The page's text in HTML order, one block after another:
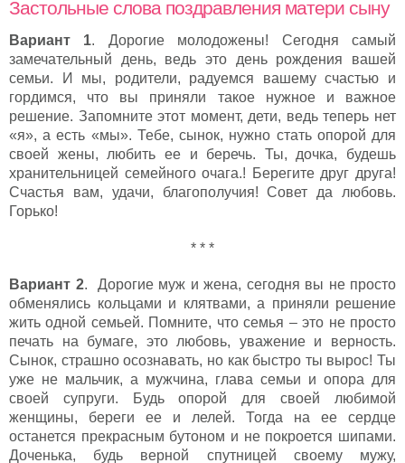
Застольные слова поздравления матери сыну
Вариант 1. Дорогие молодожены! Сегодня самый
замечательный день, ведь это день рождения вашей
семьи. И мы, родители, радуемся вашему счастью и
гордимся, что вы приняли такое нужное и важное
решение. Запомните этот момент, дети, ведь теперь нет
«я», а есть «мы». Тебе, сынок, нужно стать опорой для
своей жены, любить ее и беречь. Ты, дочка, будешь
хранительницей семейного очага.! Берегите друг друга!
Счастья вам, удачи, благополучия! Совет да любовь.
Горько!
* * *
Вариант 2. Дорогие муж и жена, сегодня вы не просто
обменялись кольцами и клятвами, а приняли решение
жить одной семьей. Помните, что семья – это не просто
печать на бумаге, это любовь, уважение и верность.
Сынок, страшно осознавать, но как быстро ты вырос! Ты
уже не мальчик, а мужчина, глава семьи и опора для
своей супруги. Будь опорой для своей любимой
женщины, береги ее и лелей. Тогда на ее сердце
останется прекрасным бутоном и не покроется шипами.
Доченька, будь верной спутницей своему мужу,